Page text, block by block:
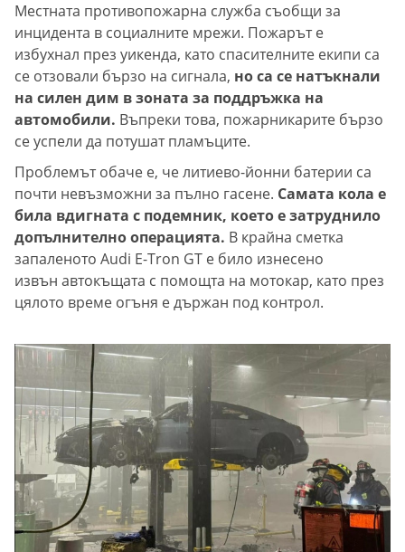
Местната противопожарна служба съобщи за
инцидента в социалните мрежи. Пожарът е
избухнал през уикенда, като спасителните екипи са
се отзовали бързо на сигнала, но са се натъкнали
на силен дим в зоната за поддръжка на
автомобили. Въпреки това, пожарникарите бързо
се успели да потушат пламъците.
Проблемът обаче е, че литиево-йонни батерии са
почти невъзможни за пълно гасене. Самата кола е
била вдигната с подемник, което е затруднило
допълнително операцията. В крайна сметка
запаленото Audi E-Tron GT е било изнесено
извън автокъщата с помощта на мотокар, като през
цялото време огъня е държан под контрол.